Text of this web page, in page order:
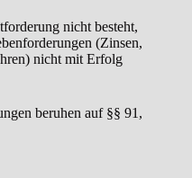
nicht besteht,
(Zinsen,
nicht mit Erfolg
beruhen auf §§ 91,